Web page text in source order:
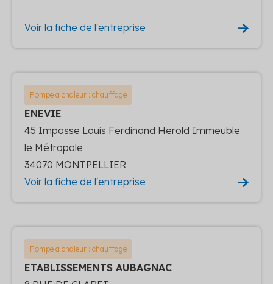
Voir la fiche de l'entreprise
Pompe a chaleur : chauffage
ENEVIE
45 Impasse Louis Ferdinand Herold Immeuble
le Métropole
34070 MONTPELLIER
Voir la fiche de l'entreprise
Pompe a chaleur : chauffage
ETABLISSEMENTS AUBAGNAC